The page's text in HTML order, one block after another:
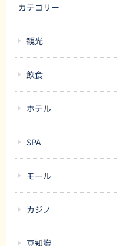
カテゴリー
観光
飲食
ホテル
SPA
モール
カジノ
豆知識